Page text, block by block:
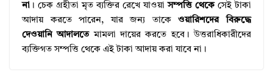
না । চেক গ্রহীতা মৃত ব্যক্তির রেখে যাওয়াসম্পত্তি থেকেসেই টাকা
আদায় করতে পারেন, যার জন্য তাকেওয়ারিশদের বিরুদ্ধে
দেওয়ানি আদালতেমামলা দায়ের করতে হবে। উত্তরাধিকারীদের
ব্যক্তিগত সম্পত্তি থেকে এই টাকা আদায় করা যাবে না।